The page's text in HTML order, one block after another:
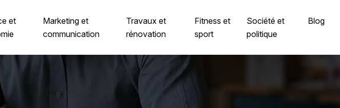
et
Marketing et
communication
Travaux et
rénovation
Fitness et
sport
Société et
politique
Blog